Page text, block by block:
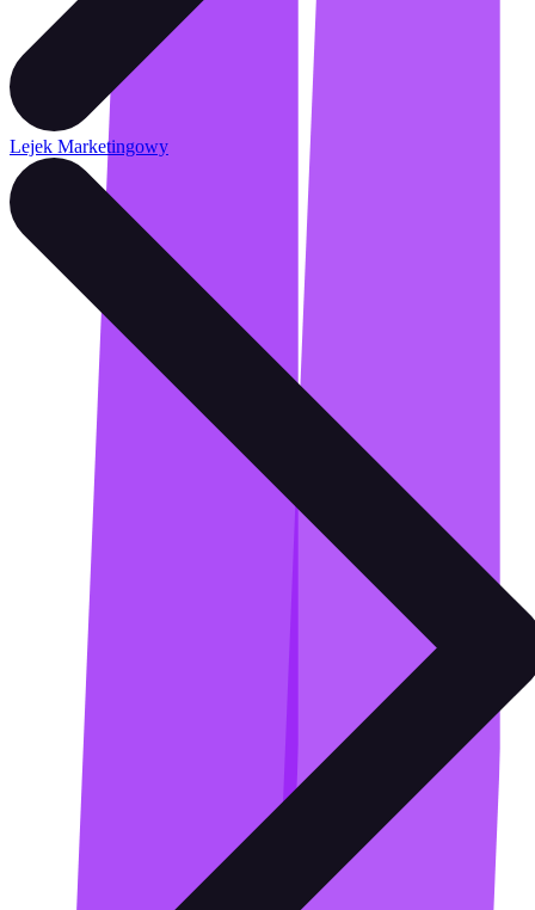
Lejek Marketingowy